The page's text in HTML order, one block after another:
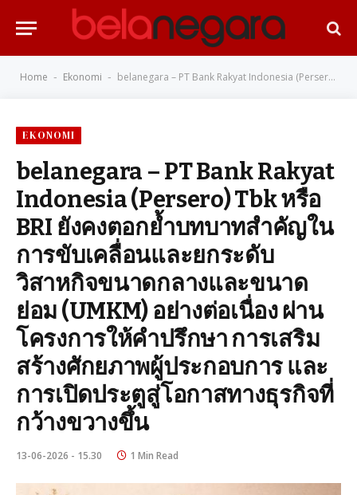
Home - Ekonomi - belanegara – PT Bank Rakyat Indonesia (Persero) Tbk หรือ BRI ยังคงตอกย้ำบทบาทสำคัญในการขับเคลื่อนและยกระดับวิสาหกิจขนาดกลางและขนาดย่อม (UMKM) อย่างต่อเนื่อง ผ่านโครงการให้คำปรึกษา การเสริมสร้างศักยภาพผู้ประกอบการ และการเปิดประตูสู่โอกาสทางธุรกิจที่กว้างขวางขึ้น
EKONOMI
belanegara – PT Bank Rakyat
Indonesia (Persero) Tbk หรือ
BRI ยังคงตอกย้ำบทบาทสำคัญใน
การขับเคลื่อนและยกระดับ
วิสาหกิจขนาดกลางและขนาด
ย่อม (UMKM) อย่างต่อเนื่อง ผ่าน
โครงการให้คำปรึกษา การเสริม
สร้างศักยภาพผู้ประกอบการ และ
การเปิดประตูสู่โอกาสทางธุรกิจที่
กว้างขวางขึ้น
13-06-2026 - 15.30 1 Min Read